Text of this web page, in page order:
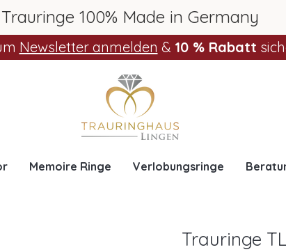
Trauringe 100% Made in Germany
Newsletter anmelden & 10 % Rabatt
Memoire Ringe Verlobungsringe
Trauringe